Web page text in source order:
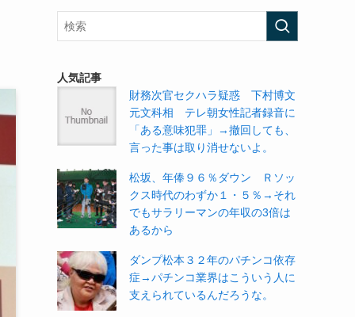
人気記事
財務次官セクハラ疑惑 下村博文
元文科相 テレ朝女性記者録音に
「ある意味犯罪」→撤回しても、
言った事は取り消せないよ。
松坂、年俸９６％ダウン Ｒソッ
クス時代のわずか１・５％→それ
でもサラリーマンの年収の3倍は
あるから
ダンプ松本３２年のパチンコ依存
症→パチンコ業界はこういう人に
支えられているんだろうな。